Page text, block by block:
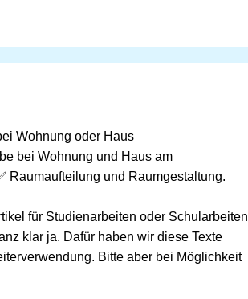
Wohnung oder Haus
bei Wohnung und Haus am
Raumaufteilung und Raumgestaltung.
für Studienarbeiten oder Schularbeiten
klar ja. Dafür haben wir diese Texte
Bitte aber bei Möglichkeit